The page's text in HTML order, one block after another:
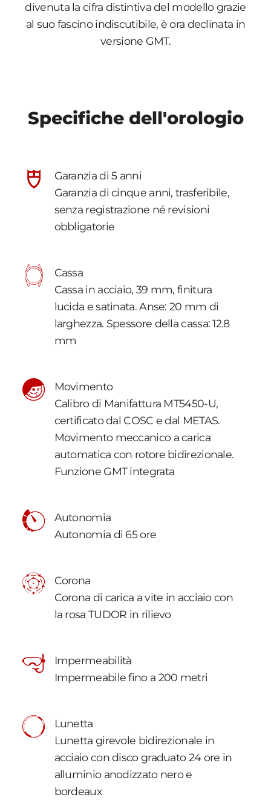
divenuta la cifra distintiva del modello grazie
al suo fascino indiscutibile, è ora declinata in
versione GMT.
Specifiche dell'orologio
Garanzia di 5 anni
Garanzia di cinque anni, trasferibile,
senza registrazione né revisioni
obbligatorie
Cassa
Cassa in acciaio, 39 mm, finitura
lucida e satinata. Anse: 20 mm di
larghezza. Spessore della cassa: 12.8
mm
Movimento
Calibro di Manifattura MT5450-U,
certificato dal COSC e dal METAS.
Movimento meccanico a carica
automatica con rotore bidirezionale.
Funzione GMT integrata
Autonomia
Autonomia di 65 ore
Corona
Corona di carica a vite in acciaio con
la rosa TUDOR in rilievo
Impermeabilità
Impermeabile fino a 200 metri
Lunetta
Lunetta girevole bidirezionale in
acciaio con disco graduato 24 ore in
alluminio anodizzato nero e
bordeaux